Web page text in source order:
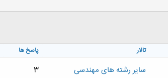
تالار پاسخ ها
سایر رشته های مهندسی 3